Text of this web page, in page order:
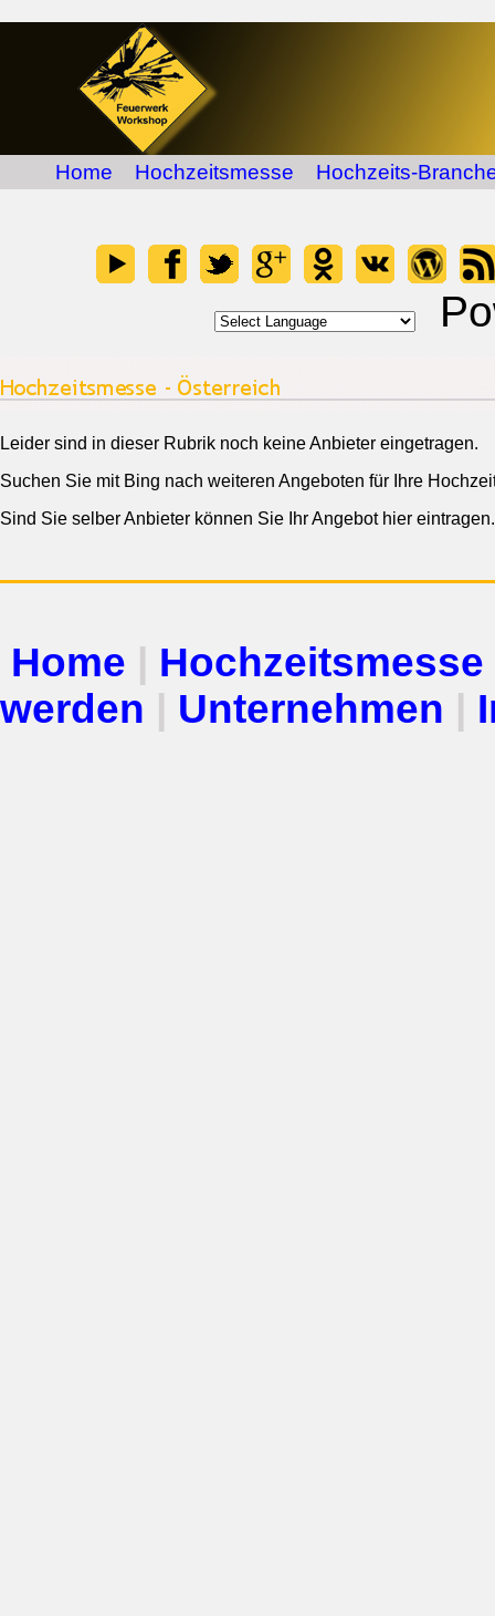
Home Hochzeitsmesse Hochzeits-
Leider sind in dieser Rubrik noch keine Anbieter eingetragen.
Suchen Sie mit Bing nach weiteren Angeboten für Ihre
Sind Sie selber Anbieter können Sie Ihr Angebot hier
Home Hochzeitsmesse
werden
Unternehmen